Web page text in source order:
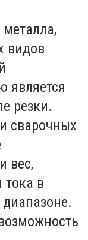
видов
является
резки.
сварочных
вес,
тока в